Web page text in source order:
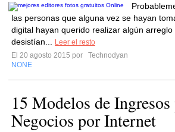
las personas que alguna vez se hayan
digital hayan querido realizar algún
desistían...
Leer el resto
El 20 agosto 2015 por
Technodyan
NONE
15 Modelos de Ingresos
Negocios por Internet